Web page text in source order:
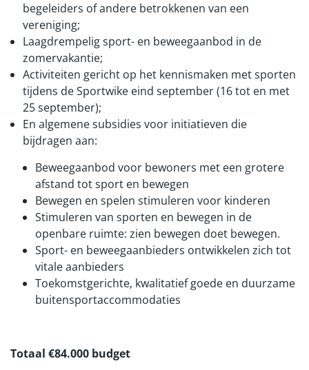
begeleiders of andere betrokkenen van een
vereniging;
Laagdrempelig sport- en beweegaanbod in de
zomervakantie;
Activiteiten gericht op het kennismaken met sporten
tijdens de Sportwike eind september (16 tot en met
25 september);
En algemene subsidies voor initiatieven die
bijdragen aan:
Beweegaanbod voor bewoners met een grotere
afstand tot sport en bewegen
Bewegen en spelen stimuleren voor kinderen
Stimuleren van sporten en bewegen in de
openbare ruimte: zien bewegen doet bewegen.
Sport- en beweegaanbieders ontwikkelen zich tot
vitale aanbieders
Toekomstgerichte, kwalitatief goede en duurzame
buitensportaccommodaties
Totaal €84.000 budget